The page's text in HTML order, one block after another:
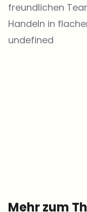
freundlichen
Handeln in
undefined
Mehr zum